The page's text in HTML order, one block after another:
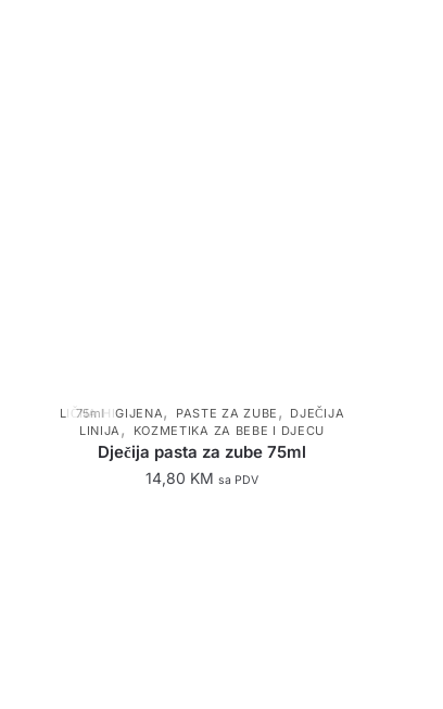
75ml
LIČNA HIGIJENA, PASTE ZA ZUBE ,
DJEČIJA
LINIJA , KOZMETIKA ZA BEBE I DJECU
Dječija pasta za zube 75ml
14,80 KM sa PDV